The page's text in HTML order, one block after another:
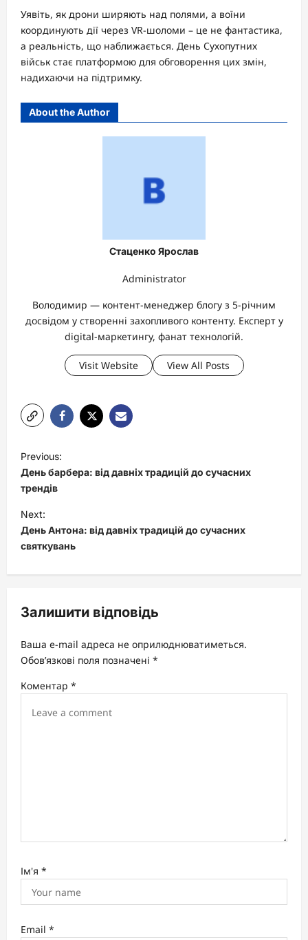
Уявіть, як дрони ширяють над полями, а воїни
координують дії через VR-шоломи – це не фантастика,
а реальність, що наближається. День Сухопутних
військ стає платформою для обговорення цих змін,
надихаючи на підтримку.
About the Author
Стаценко Ярослав
Administrator
Володимир — контент-менеджер блогу з 5-річним
досвідом у створенні захопливого контенту. Експерт у
digital-маркетингу, фанат технологій.
Visit Website View All Posts
P
o
s
t
n
a
v
g
a
t
i
Previous:
День барбера: від давніх традицій до сучасних
трендів
Next:
День Антона: від давніх традицій до сучасних
святкувань
Залишити відповідь
Ваша e-mail адреса не оприлюднюватиметься.
Обов’язкові поля позначені *
Коментар *
Ім'я *
Email *